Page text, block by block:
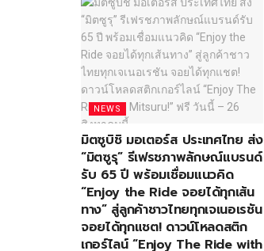
NEWS
มิตซูบิชิ มอเตอร์ส ประเทศไทย ส่ง
“มิตซูรุ” รีเฟรชภาพลักษณ์แบรนด์
รับ 65 ปี พร้อมเชื่อมแนวคิด
“Enjoy the Ride จอยได้ทุกเส้น
ทาง” สู่ลูกค้าชาวไทยทุกเจเนอเรชัน
จอยได้ทุกแชต! ดาวน์โหลดสติก
เกอร์ไลน์ “Enjoy The Ride with